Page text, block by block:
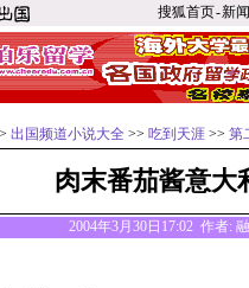
搜狐首页-新闻
出国频道小说大全 >> 吃到天涯 >> 第
肉末番茄酱意大
2004年3月30日17:02 作者: